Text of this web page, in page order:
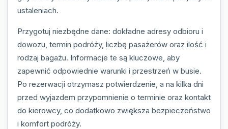
ustaleniach.
Przygotuj niezbędne dane: dokładne adresy odbioru i
dowozu, termin podróży, liczbę pasażerów oraz ilość i
rodzaj bagażu. Informacje te są kluczowe, aby
zapewnić odpowiednie warunki i przestrzeń w busie.
Po rezerwacji otrzymasz potwierdzenie, a na kilka dni
przed wyjazdem przypomnienie o terminie oraz kontakt
do kierowcy, co dodatkowo zwiększa bezpieczeństwo
i komfort podróży.